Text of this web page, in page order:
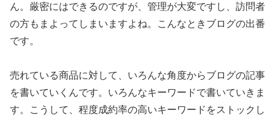
ん。厳密にはできるのですが、管理が大変ですし、訪問者
の方もまよってしまいますよね。こんなときブログの出番
です。
売れている商品に対して、いろんな角度からブログの記事
を書いていくんです。いろんなキーワードで書いていきま
す。こうして、程度成約率の高いキーワードをストックし